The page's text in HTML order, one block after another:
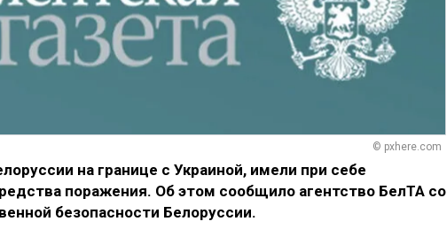
© pxhere.com
на границе с Украиной, имели при себе
поражения. Об этом сообщило агентство БелТА со
безопасности Белоруссии.